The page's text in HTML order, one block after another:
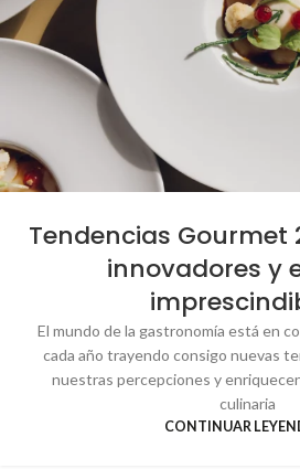
Tendencias Gourmet
innovadores y
El mundo de la gastronomía está en
cada año trayendo consigo nuevas
nuestras percepciones y
culinaria
CONTINUAR